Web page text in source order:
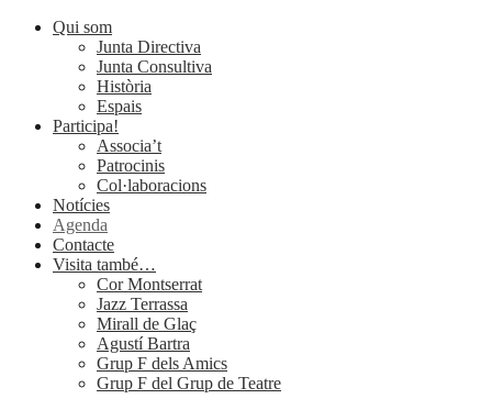
Qui som
Junta Directiva
Junta Consultiva
Història
Espais
Participa!
Associa’t
Patrocinis
Col·laboracions
Notícies
Agenda
Contacte
Visita també…
Cor Montserrat
Jazz Terrassa
Mirall de Glaç
Agustí Bartra
Grup F dels Amics
Grup F del Grup de Teatre